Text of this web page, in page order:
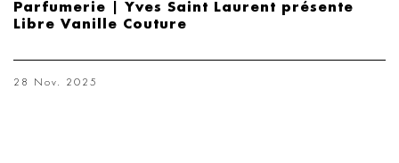
Parfumerie | Yves Saint Laurent présente
Libre Vanille Couture
28 Nov. 2025